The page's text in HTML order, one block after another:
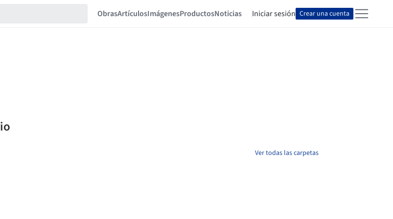
ObrasArtículosImágenesProductosNoticias Iniciar sesión Crear una cuenta
Ver todas las carpetas